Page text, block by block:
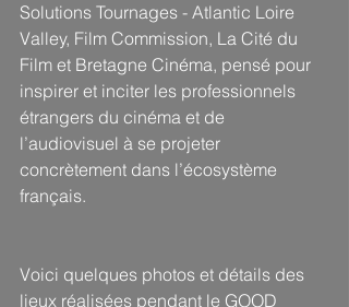
Solutions Tournages - Atlantic Loire
Valley, Film Commission, La Cité du
Film et Bretagne Cinéma, pensé pour
inspirer et inciter les professionnels
étrangers du cinéma et de
l’audiovisuel à se projeter
concrètement dans l’écosystème
français.
Voici quelques photos et détails des
lieux réalisées pendant le GOOD